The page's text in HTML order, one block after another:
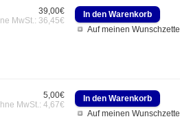
Auf meinen Wunschzettel
39,00€
MwSt.: 36,45€
Auf meinen Wunschzettel
5,00€
MwSt.: 4,67€